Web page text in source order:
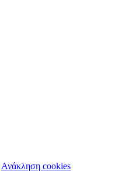
Ανάκληση cookies